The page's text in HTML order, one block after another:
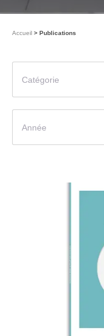
Accueil Publications
Catégorie
Année